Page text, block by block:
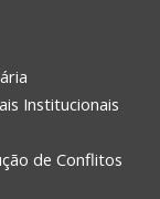
Institucionais
de Conflitos